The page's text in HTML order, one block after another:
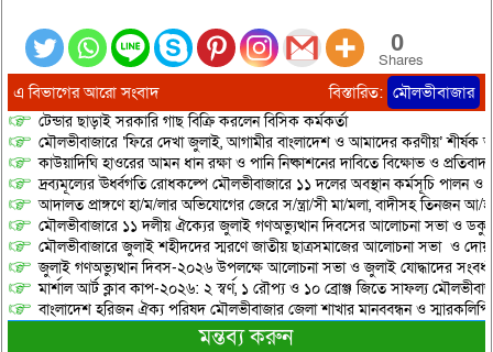
0
Shares
এ বিভাগের আরো সংবাদ বিস্তারিত: মৌলভীবাজার
টেন্ডার ছাড়াই সরকারি গাছ বিক্রি করলেন বিসিক কর্মকর্তা
মৌলভীবাজারে ‘ফিরে দেখা জুলাই, আগামীর বাংলাদেশ ও আমাদের করণীয়’ শীর্ষক
কাউয়াদিঘি হাওরের আমন ধান রক্ষা ও পানি নিষ্কাশনের দাবিতে বিক্ষোভ ও
দ্রব্যমূল্যের ঊর্ধ্বগতি রোধকল্পে মৌলভীবাজারে ১১ দলের অবস্থান কর্মসূচি পালন ও
আদালত প্রাঙ্গণে হা/ম/লার অভিযোগের জেরে স/ন্ত্রা/সী মা/মলা, বাদীসহ তিনজন আ/
মৌলভীবাজারে ১১ দলীয় ঐক্যের জুলাই গণঅভ্যুত্থান দিবসের আলোচনা সভা ও
মৌলভীবাজারে জুলাই শহীদদের স্মরণে জাতীয় ছাত্রসমাজের আলোচনা সভা ও
জুলাই গণঅভ্যুত্থান দিবস-২০২৬ উপলক্ষে আলোচনা সভা ও জুলাই যোদ্ধাদের
মার্শাল আর্ট ক্লাব কাপ-২০২৬: ২ স্বর্ণ, ১ রৌপ্য ও ১০ ব্রোঞ্জ জিতে সাফল্য
বাংলাদেশ হরিজন ঐক্য পরিষদ মৌলভীবাজার জেলা শাখার মানববন্ধন ও স্মারকলিপি
মন্তব্য করুন